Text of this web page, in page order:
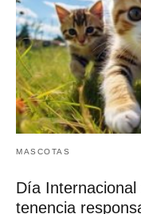
MASCOTAS
Día
tenencia